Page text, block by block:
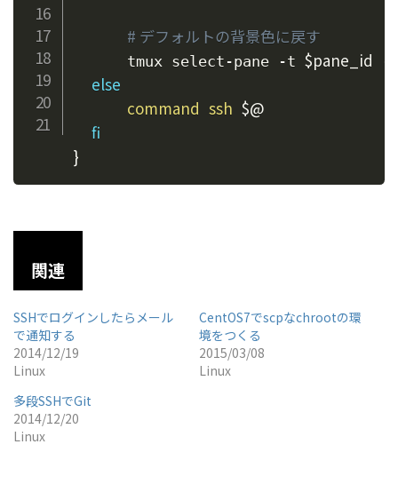
# デフォルトの背景色に戻す
      tmux select-pane -t
$pane_id
else
command ssh $@
fi
}
関連
SSHでログインしたらメール
で通知する
2014/12/19
Linux
CentOS7でscpなchrootの環
境をつくる
2015/03/08
Linux
多段SSHでGit
2014/12/20
Linux